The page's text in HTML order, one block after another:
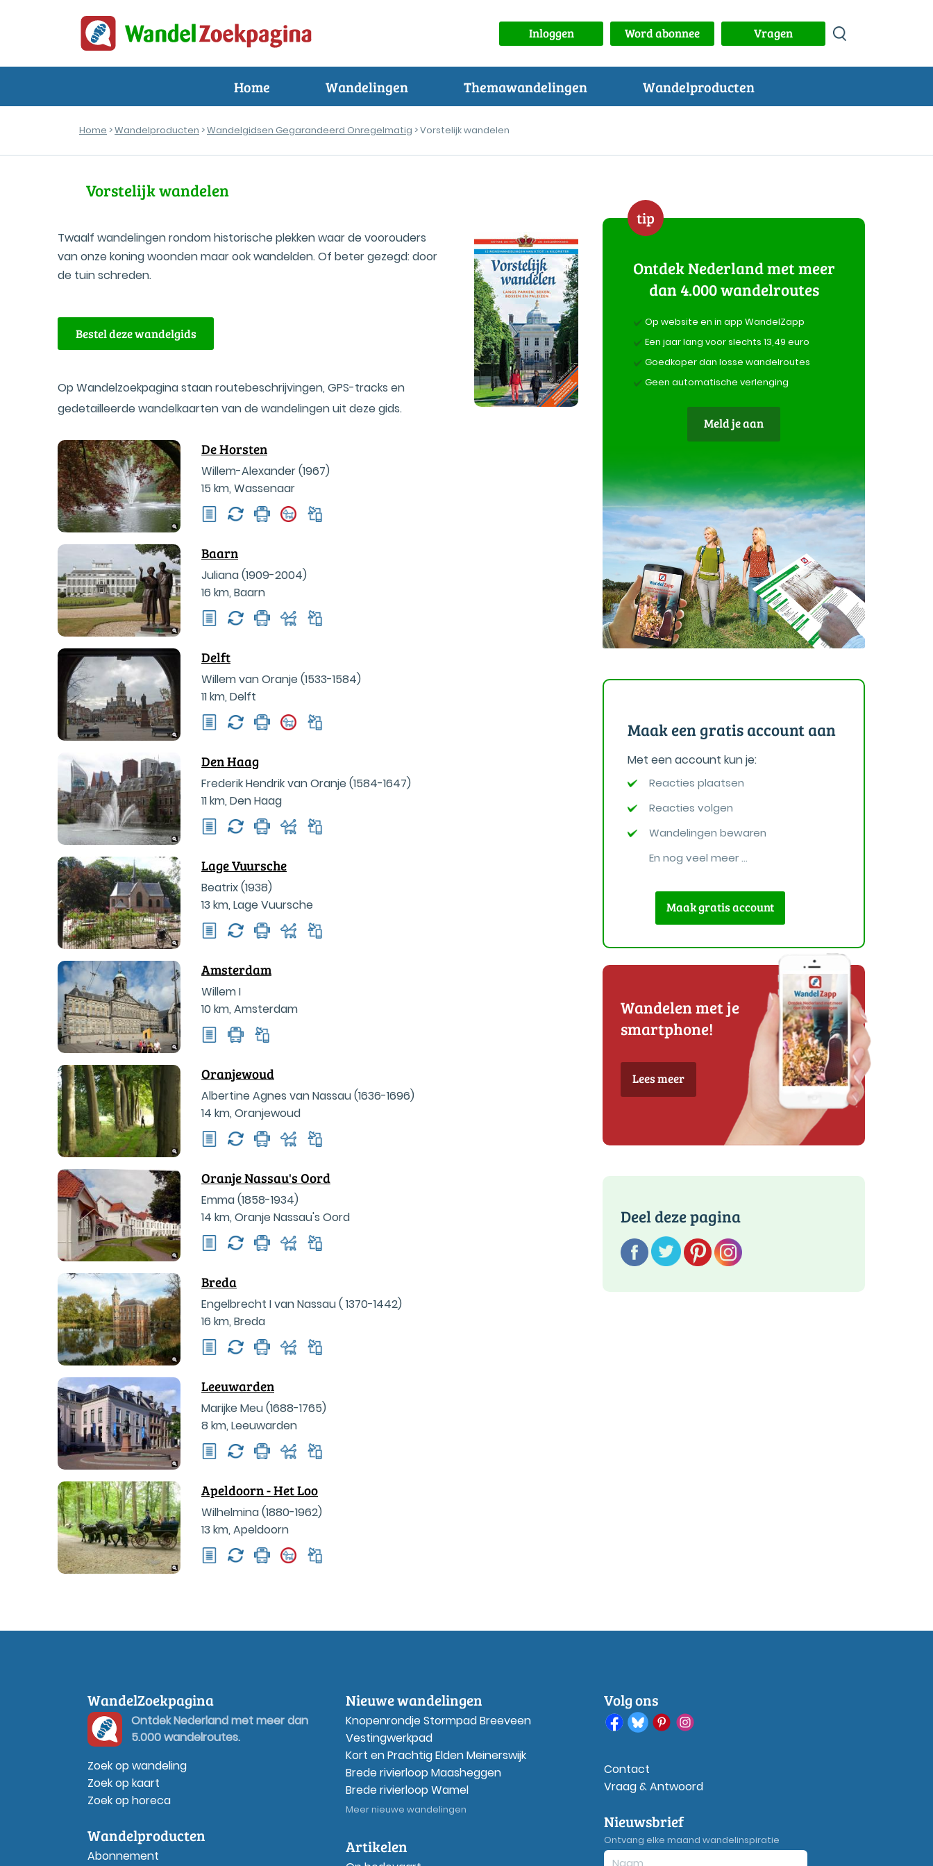
Inloggen Word abonnee Vragen
Home Wandelingen Themawandelingen Wandelproducten
Home >Wandelproducten >Wandelgidsen Gegarandeerd Onregelmatig > Vorstelijk wandelen
Vorstelijk wandelen
Twaalf wandelingen rondom historische plekken waar de voorouders
van onze koning woonden maar ook wandelden. Of beter gezegd: door
de tuin schreden.
Bestel deze wandelgids
Op Wandelzoekpagina staan routebeschrijvingen, GPS-tracks en
gedetailleerde wandelkaarten van de wandelingen uit deze gids.
De Horsten
Willem-Alexander (1967)
15 km, Wassenaar
Baarn
Juliana (1909-2004)
16 km, Baarn
Delft
Willem van Oranje (1533-1584)
11 km, Delft
Den Haag
Frederik Hendrik van Oranje (1584-1647)
11 km, Den Haag
Lage Vuursche
Beatrix (1938)
13 km, Lage Vuursche
Amsterdam
Willem I
10 km, Amsterdam
Oranjewoud
Albertine Agnes van Nassau (1636-1696)
14 km, Oranjewoud
Oranje Nassau's Oord
Emma (1858-1934)
14 km, Oranje Nassau's Oord
Breda
Engelbrecht I van Nassau ( 1370-1442)
16 km, Breda
Leeuwarden
Marijke Meu (1688-1765)
8 km, Leeuwarden
Apeldoorn - Het Loo
Wilhelmina (1880-1962)
13 km, Apeldoorn
tip
Ontdek Nederland met meer
dan 4.000 wandelroutes
Op website en in app WandelZapp
Een jaar lang voor slechts 13,49 euro
Goedkoper dan losse wandelroutes
Geen automatische verlenging
Meld je aan
Maak een gratis account aan
Met een account kun je:
Reacties plaatsen
Reacties volgen
Wandelingen bewaren
En nog veel meer ...
Maak gratis account
Wandelen met je
smartphone!
Lees meer
Deel deze pagina
WandelZoekpagina
Ontdek Nederland met meer dan
5.000 wandelroutes.
Zoek op wandeling
Zoek op kaart
Zoek op horeca
Wandelproducten
Abonnement
Nieuwe wandelingen
Knopenrondje Stormpad Breeveen
Vestingwerkpad
Kort en Prachtig Elden Meinerswijk
Brede rivierloop Maasheggen
Brede rivierloop Wamel
Meer nieuwe wandelingen
Artikelen
Volg ons
Contact
Vraag & Antwoord
Nieuwsbrief
Ontvang elke maand wandelinspiratie